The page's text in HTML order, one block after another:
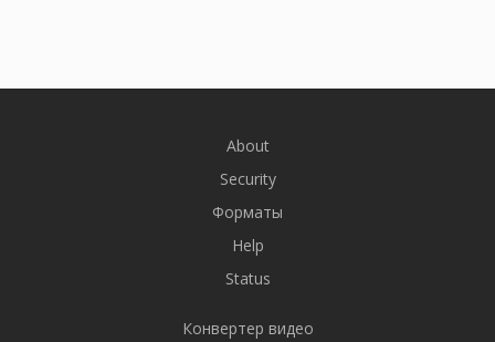
About
Security
Форматы
Help
Status
Конвертер видео